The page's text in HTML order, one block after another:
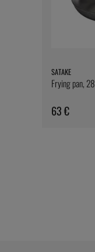
SATAKE
Frying pan,
63 €